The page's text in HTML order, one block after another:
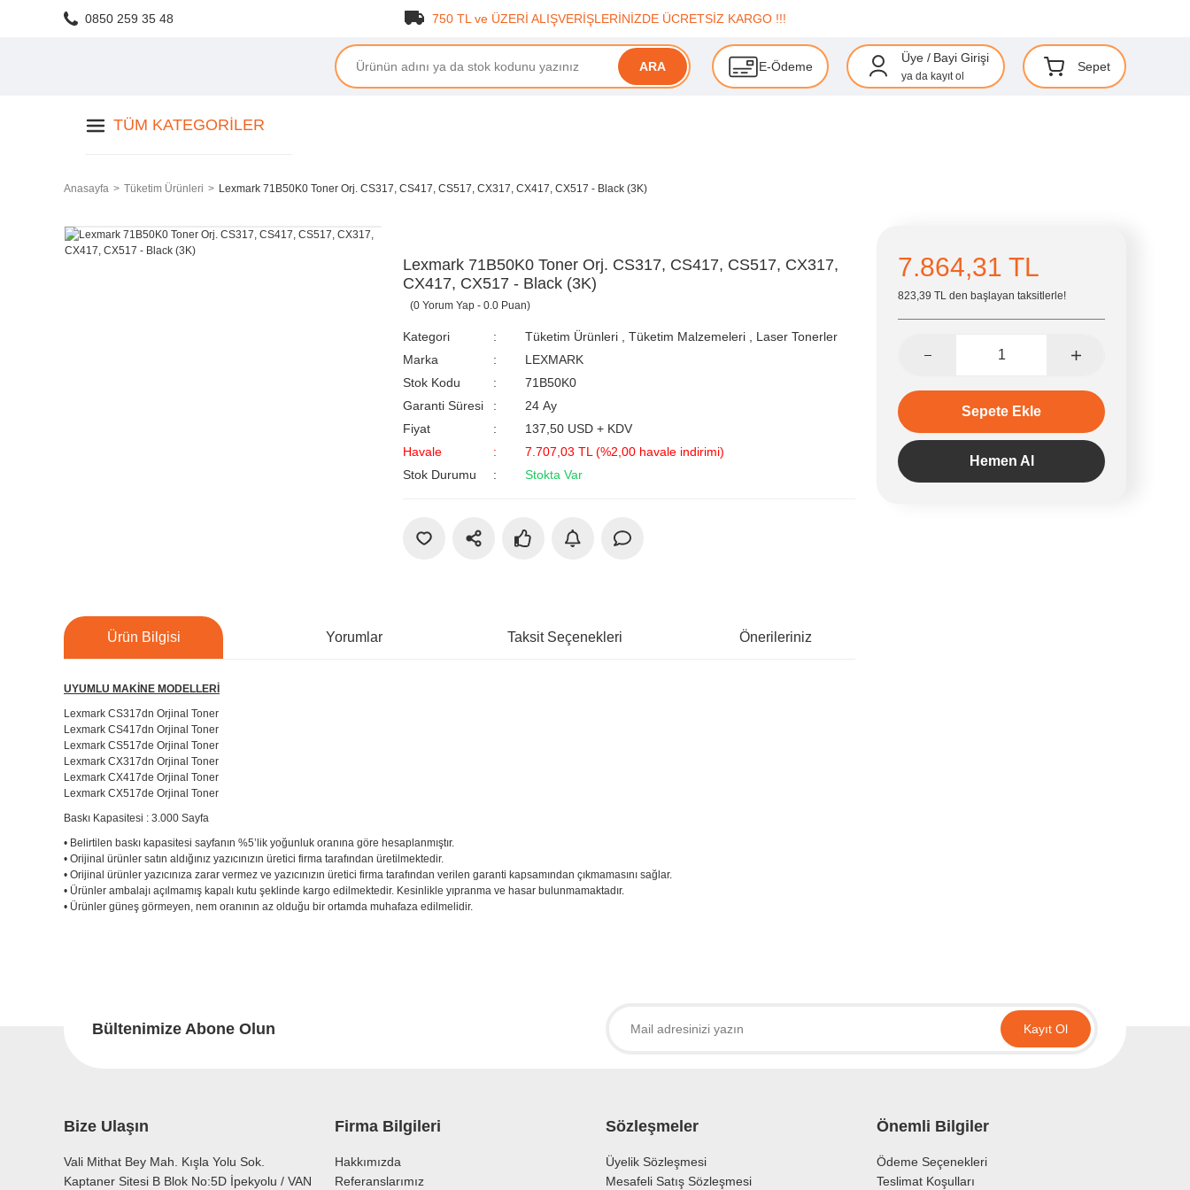
0850 259 35 48 750 TL ve ÜZERİ ALIŞVERİŞLERİNİZDE ÜCRETSİZ KARGO !!!
ARA E-Ödeme
Üye / Bayi Girişi
ya da kayıt ol
Sepet
TÜM KATEGORILER
Anasayfa Tüketim Ürünleri Lexmark 71B50K0 Toner Orj. CS317, CS417, CS517, CX317, CX417, CX517 - Black (3K)
Lexmark 71B50K0 Toner Orj. CS317, CS417, CS517, CX317,
CX417, CX517 - Black (3K)
(0 Yorum Yap - 0.0 Puan)
Kategori Tüketim Ürünleri Tüketim Malzemeleri
Laser Tonerler
Marka
LEXMARK
Stok Kodu
71B50K0
Garanti Süresi
24 Ay
Fiyat
137,50 USD + KDV
Havale
7.707,03 TL (%2,00 havale indirimi)
Stok Durumu
Stokta Var
Ürün Bilgisi Yorumlar Taksit Seçenekleri Önerileriniz
UYUMLU MAKİNE MODELLERİ
Lexmark CS317dn Orjinal Toner
Lexmark CS417dn Orjinal Toner
Lexmark CS517de Orjinal Toner
Lexmark CX317dn Orjinal Toner
Lexmark CX417de Orjinal Toner
Lexmark CX517de Orjinal Toner
Baskı Kapasitesi : 3.000 Sayfa
• Belirtilen baskı kapasitesi sayfanın %5’lik yoğunluk oranına göre hesaplanmıştır.
• Orijinal ürünler satın aldığınız yazıcınızın üretici firma tarafından üretilmektedir.
• Orijinal ürünler yazıcınıza zarar vermez ve yazıcınızın üretici firma tarafından verilen garanti kapsamından çıkmamasını sağlar.
• Ürünler ambalajı açılmamış kapalı kutu şeklinde kargo edilmektedir. Kesinlikle yıpranma ve hasar bulunmamaktadır.
• Ürünler güneş görmeyen, nem oranının az olduğu bir ortamda muhafaza edilmelidir.
7.864,31 TL
823,39 TL den başlayan taksitlerle!
Sepete Ekle
Hemen Al
Bültenimize Abone Olun Kayıt Ol
Bize Ulaşın
Vali Mithat Bey Mah. Kışla Yolu Sok.
Kaptaner Sitesi B Blok No:5D İpekyolu / VAN
Firma Bilgileri
Hakkımızda
Referanslarımız
Sözleşmeler
Üyelik Sözleşmesi
Mesafeli Satış Sözleşmesi
Önemli Bilgiler
Ödeme Seçenekleri
Teslimat Koşulları